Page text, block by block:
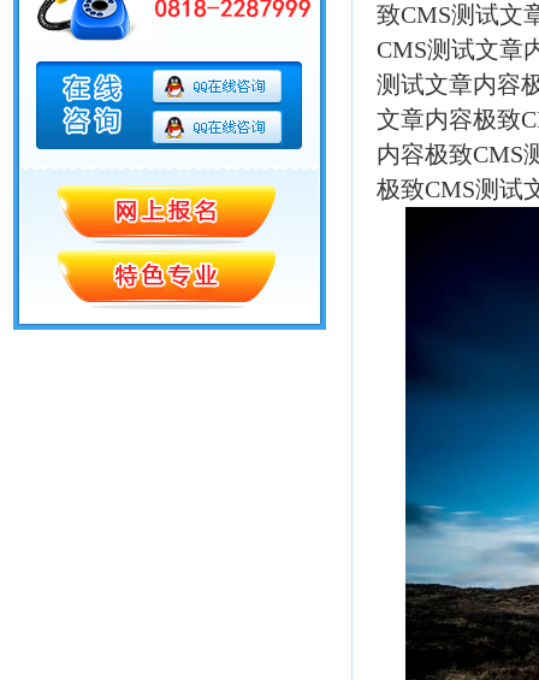
致CMS测试文
CMS测试文章
测试文章内容
文章内容极致
内容极致CMS
极致CMS测试